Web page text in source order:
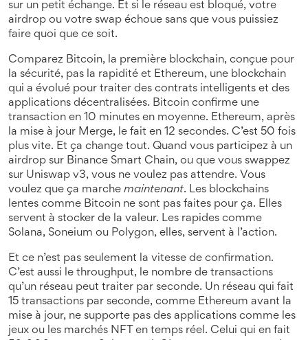
sur un petit échange. Et si le réseau est bloqué, votre
airdrop ou votre swap échoue sans que vous puissiez
faire quoi que ce soit.
Comparez Bitcoin, la première blockchain, conçue pour
la sécurité, pas la rapidité et Ethereum, une blockchain
qui a évolué pour traiter des contrats intelligents et des
applications décentralisées. Bitcoin confirme une
transaction en 10 minutes en moyenne. Ethereum, après
la mise à jour Merge, le fait en 12 secondes. C’est 50 fois
plus vite. Et ça change tout. Quand vous participez à un
airdrop sur Binance Smart Chain, ou que vous swappez
sur Uniswap v3, vous ne voulez pas attendre. Vous
voulez que ça marche maintenant. Les blockchains
lentes comme Bitcoin ne sont pas faites pour ça. Elles
servent à stocker de la valeur. Les rapides comme
Solana, Soneium ou Polygon, elles, servent à l’action.
Et ce n’est pas seulement la vitesse de confirmation.
C’est aussi le throughput, le nombre de transactions
qu’un réseau peut traiter par seconde. Un réseau qui fait
15 transactions par seconde, comme Ethereum avant la
mise à jour, ne supporte pas des applications comme les
jeux ou les marchés NFT en temps réel. Celui qui en fait